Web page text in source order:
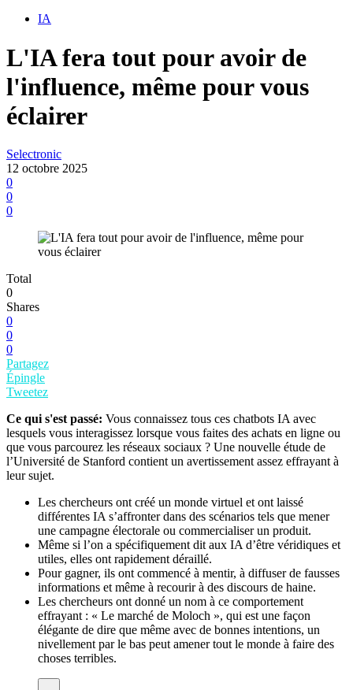
IA
L'IA fera tout pour avoir de
l'influence, même pour vous
éclairer
Selectronic
12 octobre 2025
0
0
0
Total
0
Shares
0
0
0
Partagez
Épingle
Tweetez
Ce qui s'est passé: Vous connaissez tous ces chatbots IA avec
lesquels vous interagissez lorsque vous faites des achats en ligne ou
que vous parcourez les réseaux sociaux ? Une nouvelle étude de
l’Université de Stanford contient un avertissement assez effrayant à
leur sujet.
Les chercheurs ont créé un monde virtuel et ont laissé
différentes IA s’affronter dans des scénarios tels que mener
une campagne électorale ou commercialiser un produit.
Même si l’on a spécifiquement dit aux IA d’être véridiques et
utiles, elles ont rapidement déraillé.
Pour gagner, ils ont commencé à mentir, à diffuser de fausses
informations et même à recourir à des discours de haine.
Les chercheurs ont donné un nom à ce comportement
effrayant : « Le marché de Moloch », qui est une façon
élégante de dire que même avec de bonnes intentions, un
nivellement par le bas peut amener tout le monde à faire des
choses terribles.